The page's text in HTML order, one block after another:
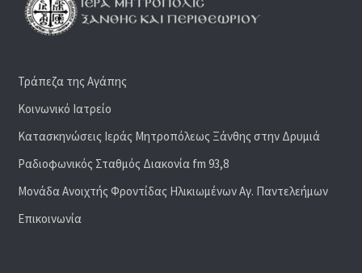
Τράπεζα της Αγάπης
Κοινωνικό Ιατρείο
Κατασκηνώσεις Ιεράς Μητροπόλεως Ξάνθης στην Δρυμιά
Ραδιoφωνικός Σταθμός Διακονία fm 93,8
Μονάδα Ανοιχτής Φροντίδας Ηλικιωμένων Αγ. Παντελεήμων
Επικοινωνία